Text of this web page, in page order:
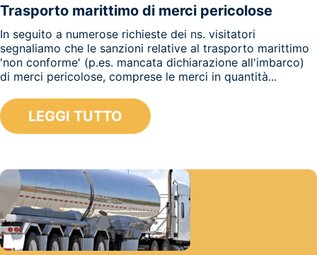
Trasporto marittimo di merci pericolose
In seguito a numerose richieste dei ns. visitatori
segnaliamo che le sanzioni relative al trasporto marittimo
'non conforme' (p.es. mancata dichiarazione all'imbarco)
di merci pericolose, comprese le merci in quantità...
LEGGI TUTTO